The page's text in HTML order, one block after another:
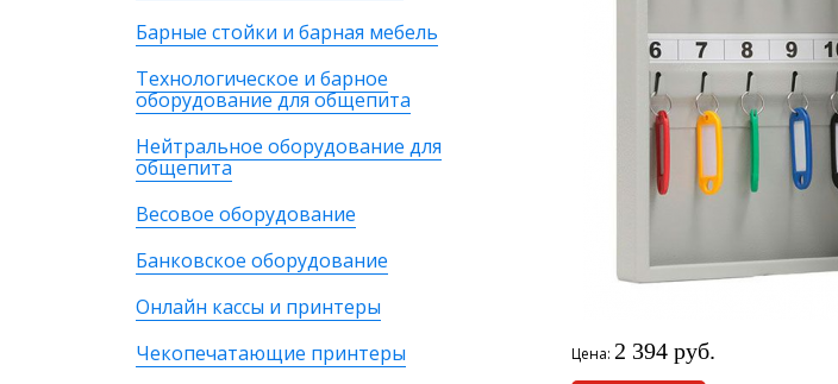
Барные стойки и барная мебель
Технологическое и барное
оборудование для общепита
Нейтральное оборудование для
общепита
Весовое оборудование
Банковское оборудование
Онлайн кассы и принтеры
Чекопечатающие принтеры
Цена:2 394 руб.